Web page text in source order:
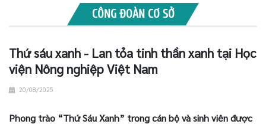
CÔNG ĐOÀN CƠ SỞ
Thứ sáu xanh - Lan tỏa tinh thần xanh tại Học
viện Nông nghiệp Việt Nam
20/08/2025
Phong trào “Thứ Sáu Xanh” trong cán bộ và sinh viên được